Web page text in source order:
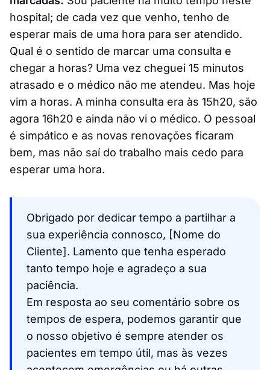
hospital; de cada vez que venho, tenho de
esperar mais de uma hora para ser atendido.
Qual é o sentido de marcar uma consulta e
chegar a horas? Uma vez cheguei 15 minutos
atrasado e o médico não me atendeu. Mas hoje
vim a horas. A minha consulta era às 15h20, são
agora 16h20 e ainda não vi o médico. O pessoal
é simpático e as novas renovações ficaram
bem, mas não saí do trabalho mais cedo para
esperar uma hora.
Obrigado por dedicar tempo a partilhar a
sua experiência connosco, [Nome do
Cliente]. Lamento que tenha esperado
tanto tempo hoje e agradeço a sua
paciência.
Em resposta ao seu comentário sobre os
tempos de espera, podemos garantir que
o nosso objetivo é sempre atender os
pacientes em tempo útil, mas às vezes